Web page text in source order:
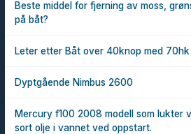
Beste middel for fjerning av moss,
på båt?
Leter etter Båt over 40knop med 70hk
Dyptgående Nimbus 2600
Mercury f100 2008 modell som lukter
sort olje i vannet ved oppstart.